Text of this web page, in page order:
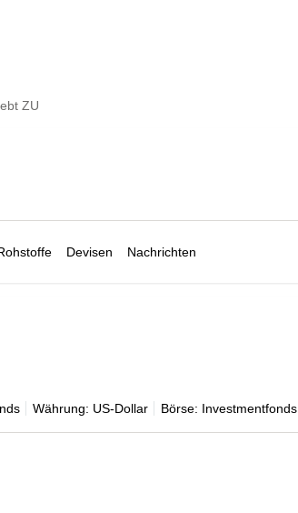
ZU
Devisen Nachrichten
Währung: US-Dollar Börse: Investmentfonds